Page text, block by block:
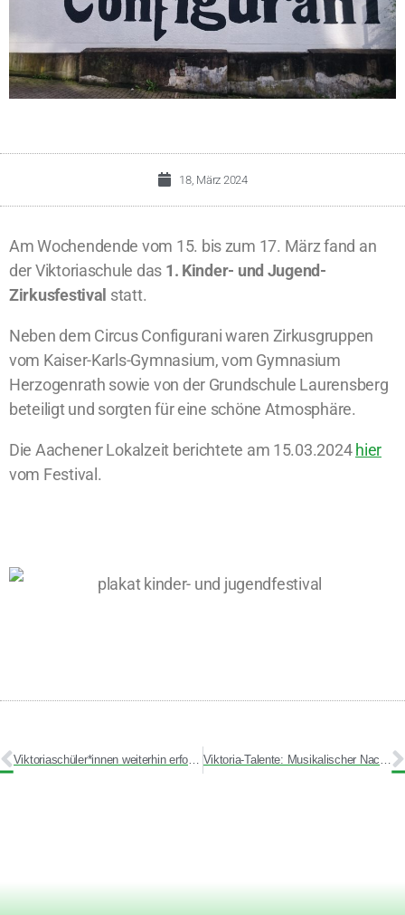
18, März 2024
Am Wochendende vom 15. bis zum 17. März fand an
der Viktoriaschule das 1. Kinder- und Jugend-
Zirkusfestival statt.
Neben dem Circus Configurani waren Zirkusgruppen
vom Kaiser-Karls-Gymnasium, vom Gymnasium
Herzogenrath sowie von der Grundschule Laurensberg
beteiligt und sorgten für eine schöne Atmosphäre.
Die Aachener Lokalzeit berichtete am 15.03.2024hier
vom Festival.
Viktoriaschüler*innen weiterhin erfolgreich bei „Jugend musiziert“ Viktoria-Talente: Musikalischer Nachwuchs stellt sich vor